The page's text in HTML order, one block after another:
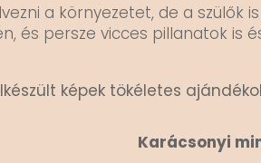
a környezetet, de a
és persze vicces pillanatok is
képek tökéletes
Karácsonyi